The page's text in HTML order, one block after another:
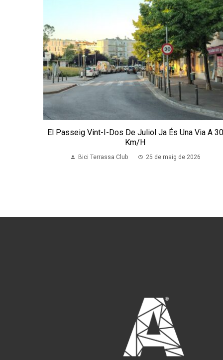
El Passeig Vint-I-Dos De Juliol Ja És Una Via A 30
Km/h
Bici Terrassa Club 25 de maig de 2026